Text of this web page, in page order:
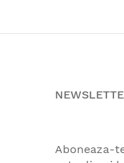
Aboneaza-